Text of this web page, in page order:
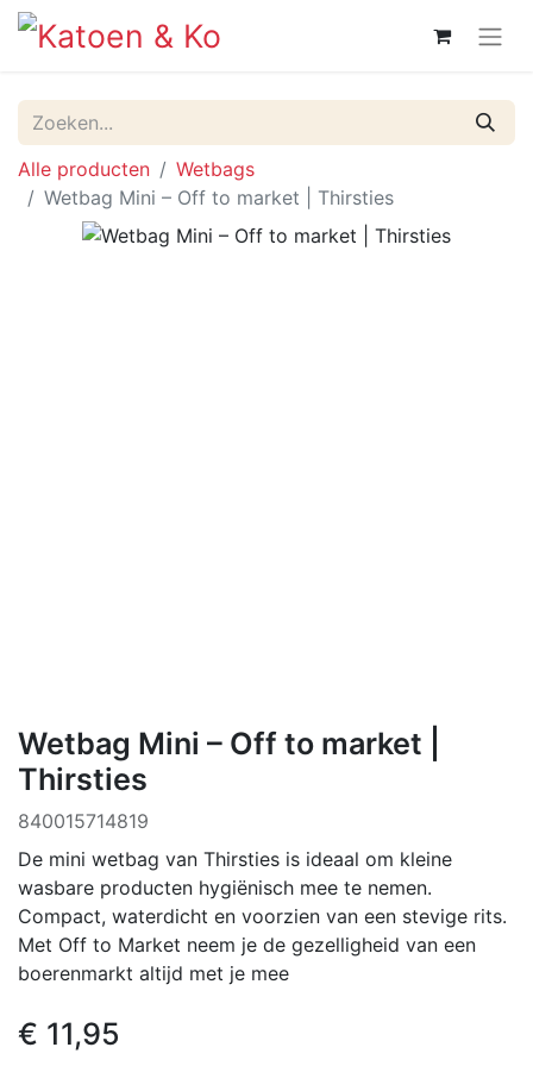
Alle producten
Wetbags
Wetbag Mini – Off to market | Thirsties
Wetbag Mini – Off to market |
Thirsties
840015714819
De mini wetbag van Thirsties is ideaal om kleine
wasbare producten hygiënisch mee te nemen.
Compact, waterdicht en voorzien van een stevige rits.
Met Off to Market neem je de gezelligheid van een
boerenmarkt altijd met je mee
€ 11,95